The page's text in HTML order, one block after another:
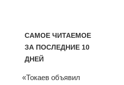
САМОЕ ЧИТАЕМОЕ
ЗА ПОСЛЕДНИЕ 10
ДНЕЙ
«Токаев объявил